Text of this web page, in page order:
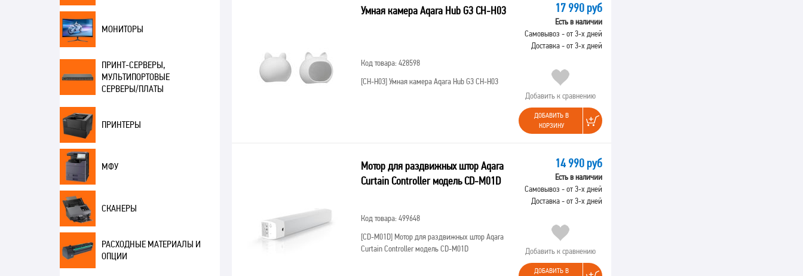
МОНИТОРЫ
ПРИНТ-СЕРВЕРЫ,
МУЛЬТИПОРТОВЫЕ
СЕРВЕРЫ/ПЛАТЫ
ПРИНТЕРЫ
МФУ
СКАНЕРЫ
РАСХОДНЫЕ МАТЕРИАЛЫ И
ОПЦИИ
Умная камера Aqara Hub G3 CH-H03
Код товара: 428598
[CH-H03]Умная камера Aqara Hub G3 CH-H03
17 990 руб
Есть в наличии
Самовывоз - от 3-х дней
Доставка - от 3-х дней
Добавить к сравнению
ДОБАВИТЬ В
КОРЗИНУ
Мотор для раздвижных штор Aqara
Curtain Controller модель CD-M01D
Код товара: 499648
[CD-M01D]Мотор для раздвижных штор Aqara
Curtain Controller модель CD-M01D
14 990 руб
Есть в наличии
Самовывоз - от 3-х дней
Доставка - от 3-х дней
Добавить к сравнению
ДОБАВИТЬ В